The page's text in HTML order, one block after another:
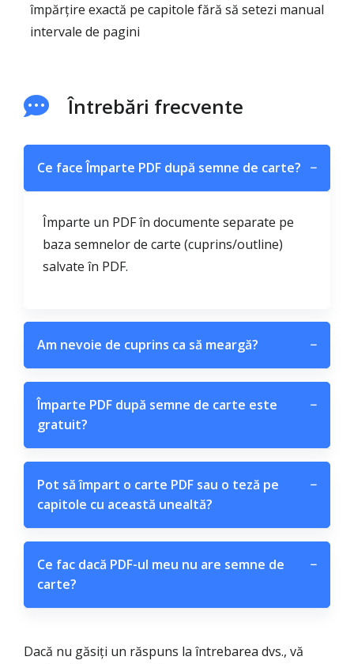
împărțire exactă pe capitole fără să setezi manual
intervale de pagini
Întrebări frecvente
Ce face Împarte PDF după semne de carte? −
Împarte un PDF în documente separate pe
baza semnelor de carte (cuprins/outline)
salvate în PDF.
Am nevoie de cuprins ca să meargă? −
Împarte PDF după semne de carte este
gratuit?
−
Pot să împart o carte PDF sau o teză pe
capitole cu această unealtă?
−
Ce fac dacă PDF-ul meu nu are semne de
carte?
−
Dacă nu găsiți un răspuns la întrebarea dvs., vă